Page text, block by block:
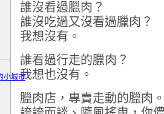
誰沒看過臘肉？
誰沒吃過又沒看過臘肉？
我想沒有。
誰看過行走的臘肉？
我想也沒有。
臘肉店，專賣走動的臘肉